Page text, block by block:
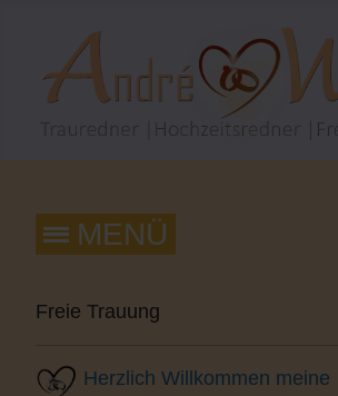
Freie Trauung
Herzlich Willkommen meine